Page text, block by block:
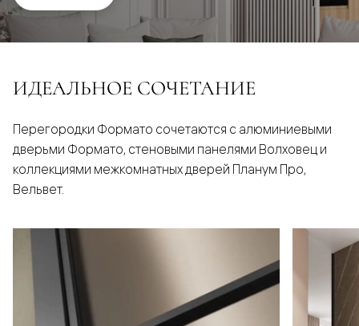
ИДЕАЛЬНОЕ СОЧЕТАНИЕ
Перегородки Формато сочетаются с алюминиевыми
дверьми Формато, стеновыми панелями Волховец и
коллекциями межкомнатных дверей Планум Про,
Вельвет.